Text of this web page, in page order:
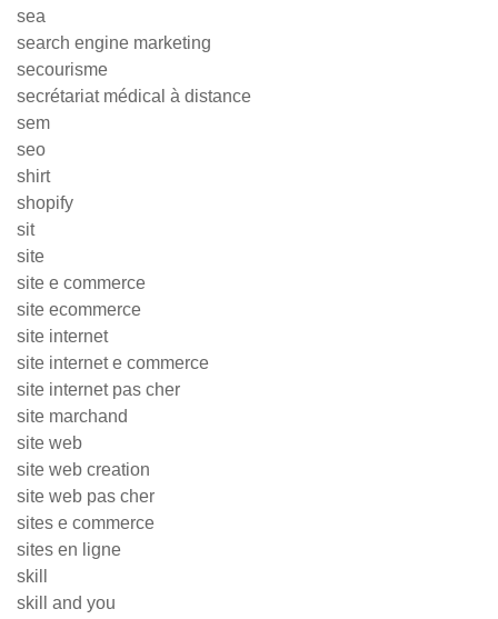
sea
search engine marketing
secourisme
secrétariat médical à distance
sem
seo
shirt
shopify
sit
site
site e commerce
site ecommerce
site internet
site internet e commerce
site internet pas cher
site marchand
site web
site web creation
site web pas cher
sites e commerce
sites en ligne
skill
skill and you